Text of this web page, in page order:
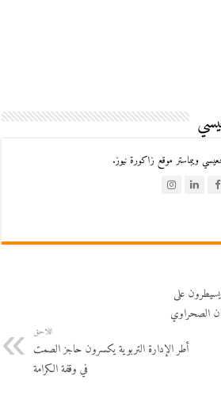
ويبماستر موقع زاكورة نيوز.
على
الصحراوي
اللاحق
أطر الإدارة التربوية يكسرون حاجز الصمت
في وقفة الكرامة